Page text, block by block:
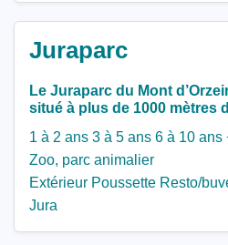
Juraparc
Le Juraparc du Mont
situé à plus de 1000 mètres
1 à 2 ans 3 à 5 ans 6 à 10 ans
Zoo, parc animalier
Extérieur Poussette Resto/
Jura